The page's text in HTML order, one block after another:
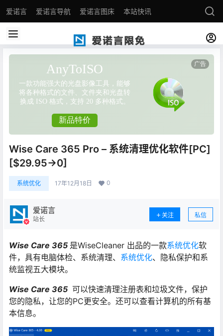
爱诺言 爱诺言导航 爱诺言图床 本站快讯
Wise Care 365 Pro – 系统清理优化软件[PC]
[$29.95→0]
系统优化 17年12月18日 0
爱诺言
站长
关注 私信
Wise Care 365 是WiseCleaner 出品的一款系统优化软
件，具有电脑体检、系统清理、 系统优化、隐私保护和系
统监视五大模块。
Wise Care 365 可以快速清理注册表和垃圾文件，保护
您的隐私，让您的PC更安全。还可以查看计算机的所有基
本信息。